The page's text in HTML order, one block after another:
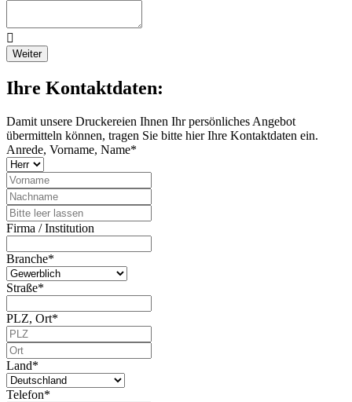
Weiter
Ihre Kontaktdaten:
Damit unsere Druckereien Ihnen Ihr persönliches Angebot
übermitteln können, tragen Sie bitte hier Ihre Kontaktdaten ein.
Anrede, Vorname, Name*
Firma / Institution
Branche*
Straße*
PLZ, Ort*
Land*
Telefon*